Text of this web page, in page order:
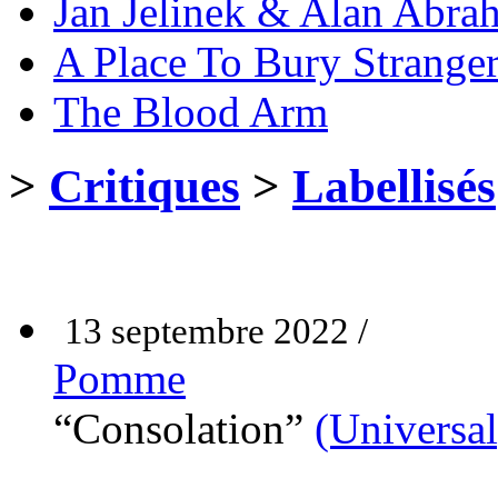
Jan Jelinek & Alan
A Place To Bury
The Blood Arm
> Critiques > Labellisés
13 septembre 2022 /
Pomme
“Consolation”